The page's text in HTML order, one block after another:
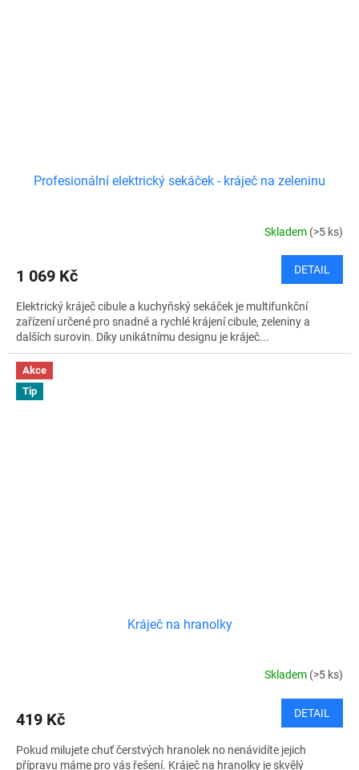
Profesionální elektrický sekáček - kráječ na zeleninu
Skladem (>5 ks)
1 069 Kč DETAIL
Elektrický kráječ cibule a kuchyňský sekáček je multifunkční
zařízení určené pro snadné a rychlé krájení cibule, zeleniny a
dalších surovin. Díky unikátnímu designu je kráječ...
Akce
Tip
Kráječ na hranolky
Skladem (>5 ks)
419 Kč DETAIL
Pokud milujete chuť čerstvých hranolek no nenávidíte jejich
přípravu máme pro vás řešení. Kráječ na hranolky je skvělý